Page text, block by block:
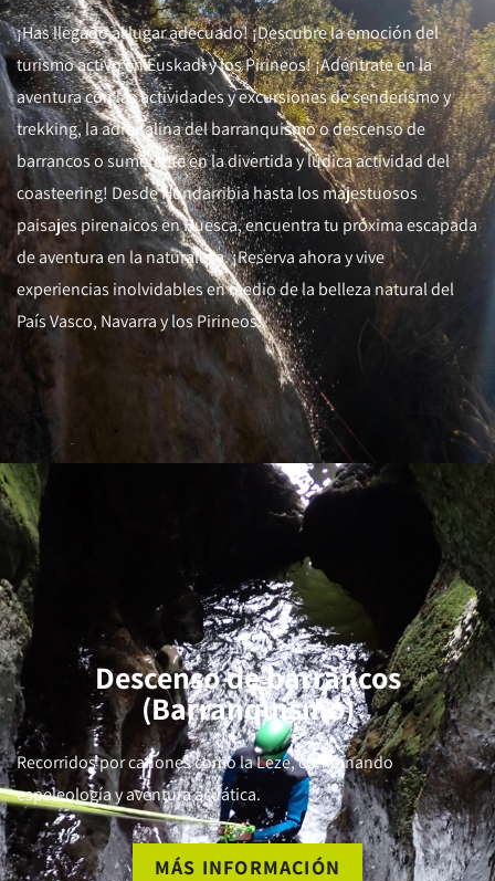
¡Has llegado al lugar adecuado! ¡Descubre la emoción del
turismo activo en Euskadi y los Pirineos! ¡Adéntrate en la
aventura con las actividades y excursiones de senderismo y
trekking, la adrenalina del barranquismo o descenso de
barrancos o sumérgete en la divertida y lúdica actividad del
coasteering! Desde Hondarribia hasta los majestuosos
paisajes pirenaicos en Huesca, encuentra tu próxima escapada
de aventura en la naturaleza. ¡Reserva ahora y vive
experiencias inolvidables en medio de la belleza natural del
País Vasco, Navarra y los Pirineos!
Descenso de barrancos
(Barranquismo)
Recorridos por cañones como la Leze, combinando
espeleología y aventura acuática.
MÁS INFORMACIÓN